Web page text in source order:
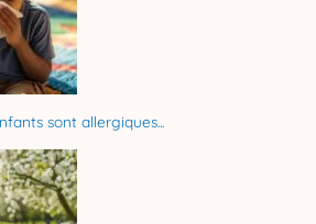
sont allergiques...